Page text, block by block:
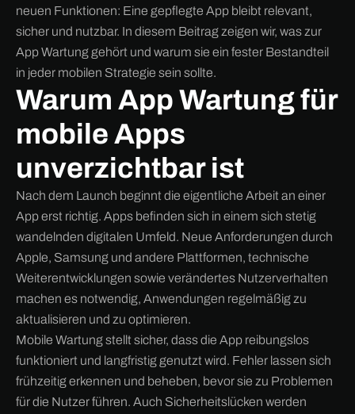
neuen Funktionen: Eine gepflegte App bleibt relevant,
sicher und nutzbar. In diesem Beitrag zeigen wir, was zur
App Wartung gehört und warum sie ein fester Bestandteil
in jeder mobilen Strategie sein sollte.
Warum App Wartung für
mobile Apps
unverzichtbar ist
Nach dem Launch beginnt die eigentliche Arbeit an einer
App erst richtig. Apps befinden sich in einem sich stetig
wandelnden digitalen Umfeld. Neue Anforderungen durch
Apple, Samsung und andere Plattformen, technische
Weiterentwicklungen sowie verändertes Nutzerverhalten
machen es notwendig, Anwendungen regelmäßig zu
aktualisieren und zu optimieren.
Mobile Wartung stellt sicher, dass die App reibungslos
funktioniert und langfristig genutzt wird. Fehler lassen sich
frühzeitig erkennen und beheben, bevor sie zu Problemen
für die Nutzer führen. Auch Sicherheitslücken werden